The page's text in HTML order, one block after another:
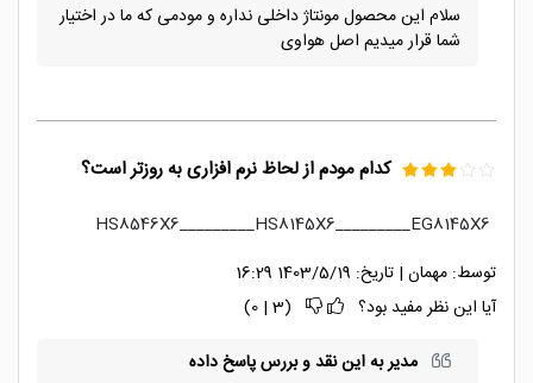
سلام این محصول مونتاژ داخلی نداره و مودمی که ما در اختیار
شما قرار میدیم اصل هواوی
کدام مودم از لحاظ نرم افزاری به روزتر است؟
HS8546X6_________HS8145X6_________EG8145X6
توسط: مهمان | تاریخ: 1403/5/19 16:29
آیا این نظر مفید بود؟
(
3
|
0
)
مدیر به این نقد و بررس پاسخ داده